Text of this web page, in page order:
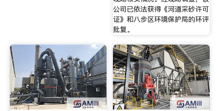
公司已依法获得《河道采砂许可
证》和八步区环境保护局的环评
批复。